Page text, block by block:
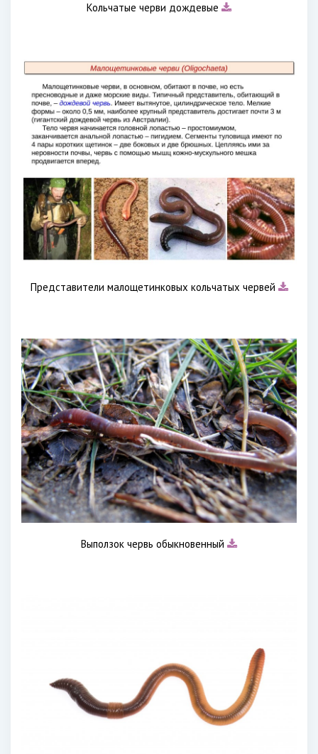
Кольчатые черви дождевые
Представители малощетинковых кольчатых червей
Выползок червь обыкновенный